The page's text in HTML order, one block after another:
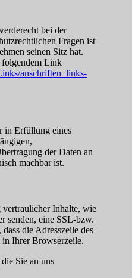
bei der
Fragen ist
seinen Sitz hat.
folgendem Link
anschriften_links-
in Erfüllung eines
der Daten an
machbar ist.
vertraulicher Inhalte, wie
senden, eine SSL-bzw.
die Adresszeile des
in Ihrer Browserzeile.
Sie an uns